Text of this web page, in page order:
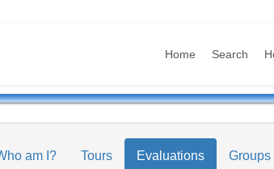
Home Search
am I? Tours Evaluations Groups